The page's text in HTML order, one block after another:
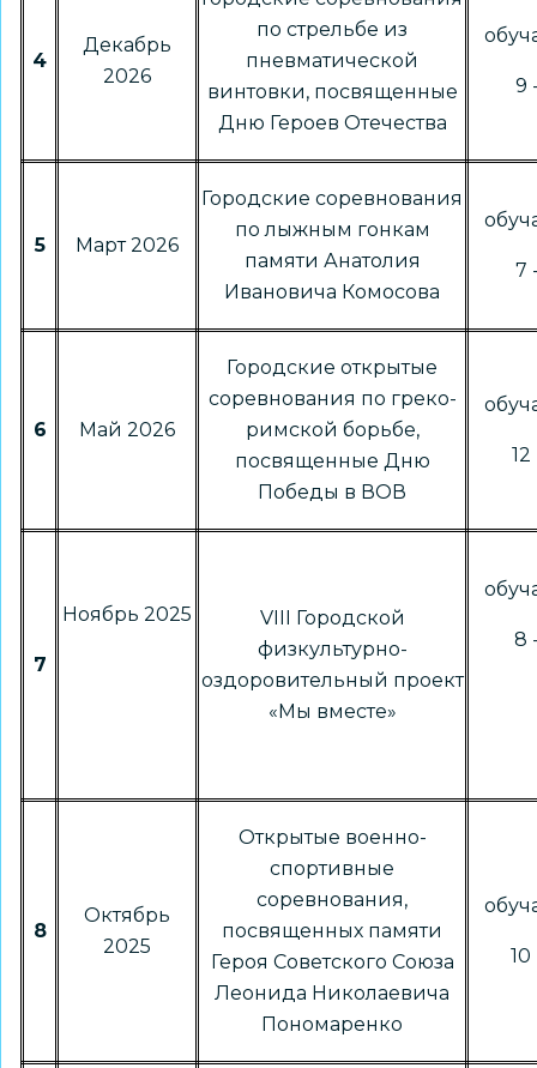
4
Декабрь
2026
по стрельбе из
пневматической
винтовки, посвященные
Дню Героев Отечества
9
5 Март 2026
Городские соревнования
по лыжным гонкам
памяти Анатолия
Ивановича Комосова
7
6 Май 2026
Городские открытые
соревнования по греко-
римской борьбе,
посвященные Дню
Победы в ВОВ
12
7
Ноябрь 2025
VIII Городской
физкультурно-
оздоровительный проект
«Мы вместе»
8
8
Октябрь
2025
Открытые военно-
спортивные
соревнования,
посвященных памяти
Героя Советского Союза
Леонида Николаевича
Пономаренко
10